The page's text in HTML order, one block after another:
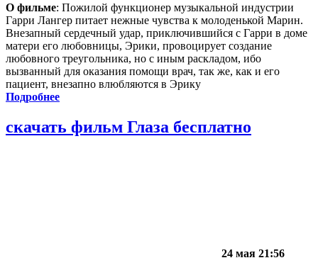
О фильме: Пожилой функционер музыкальной индустрии
Гарри Лангер питает нежные чувства к молоденькой Марин.
Внезапный сердечный удар, приключившийся с Гарри в доме
матери его любовницы, Эрики, провоцирует создание
любовного треугольника, но с иным раскладом, ибо
вызванный для оказания помощи врач, так же, как и его
пациент, внезапно влюбляются в Эрику
Подробнее
скачать фильм Глаза бесплатно
24 мая 21:56